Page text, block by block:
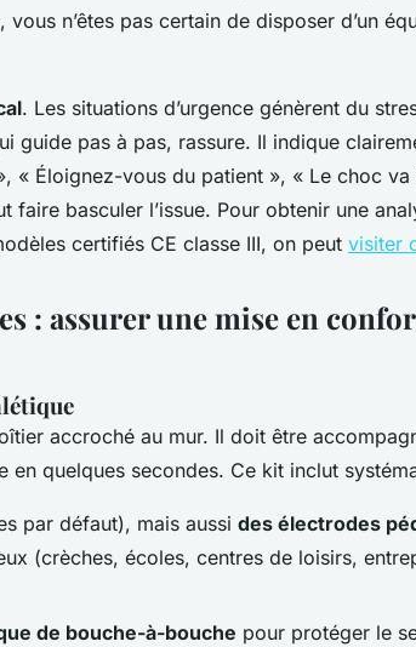
n’êtes pas certain de disposer d’un
. Les situations d’urgence génèrent du
guide pas à pas, rassure. Il indique
« Éloignez-vous du patient », « Le choc
faire basculer l’issue. Pour obtenir une
certifiés CE classe III, on peut visiter
: assurer une mise en
accroché au mur. Il doit être
en quelques secondes. Ce kit inclut
par défaut), mais aussi des électrodes
(crèches, écoles, centres de loisirs,
de bouche-à-bouche pour protéger le